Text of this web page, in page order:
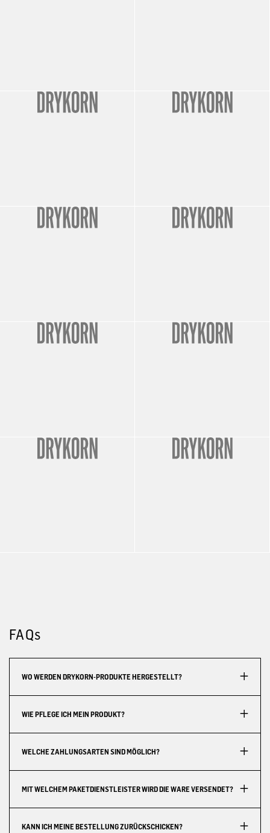
FAQs
WO WERDEN DRYKORN-PRODUKTE HERGESTELLT?
WIE PFLEGE ICH MEIN PRODUKT?
WELCHE ZAHLUNGSARTEN SIND MÖGLICH?
MIT WELCHEM PAKETDIENSTLEISTER WIRD DIE WARE VERSENDET?
KANN ICH MEINE BESTELLUNG ZURÜCKSCHICKEN?